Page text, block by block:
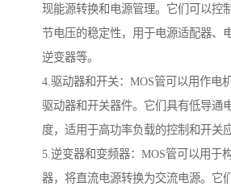
现能源转换和电源管理。它们可以控
节电压的稳定性，用于电源适配器、
逆变器等。
4.驱动器和开关：MOS管可以用作电
驱动器和开关器件。它们具有低导通
度，适用于高功率负载的控制和开关应
5.逆变器和变频器：MOS管可以用于
器，将直流电源转换为交流电源。它